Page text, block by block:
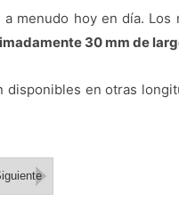
menudo hoy en día. Los
30 mm de
disponibles en otras